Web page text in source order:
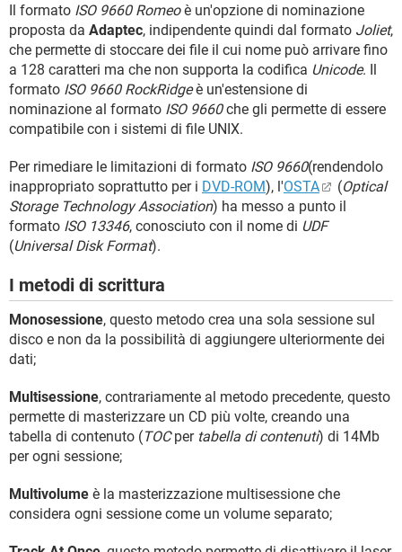
Il formato ISO 9660 Romeoè un'opzione di nominazione
proposta da Adaptec, indipendente quindi dal formato Joliet,
che permette di stoccare dei file il cui nome può arrivare fino
a 128 caratteri ma che non supporta la codifica Unicode. Il
formato ISO 9660 RockRidgeè un'estensione di
nominazione al formato ISO 9660che gli permette di essere
compatibile con i sistemi di file UNIX.
Per rimediare le limitazioni di formato ISO 9660(rendendolo
inappropriato soprattutto per i DVD-ROM), l'OSTA (Optical
Storage Technology Association) ha messo a punto il
formato ISO 13346, conosciuto con il nome di UDF
(Universal Disk Format).
I metodi di scrittura
Monosessione, questo metodo crea una sola sessione sul
disco e non da la possibilità di aggiungere ulteriormente dei
dati;
Multisessione, contrariamente al metodo precedente, questo
permette di masterizzare un CD più volte, creando una
tabella di contenuto (TOCper tabella di contenuti) di 14Mb
per ogni sessione;
Multivolume è la masterizzazione multisessione che
considera ogni sessione come un volume separato;